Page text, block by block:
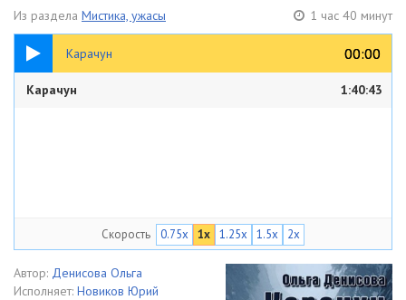
Из раздела Мистика, ужасы 1 час 40 минут
Карачун 00:00
00:00
1:40:43
Карачун 1:40:43
Скорость 0.75x 1x 1.25x 1.5x 2x
Автор: Денисова Ольга
Исполняет: Новиков Юрий